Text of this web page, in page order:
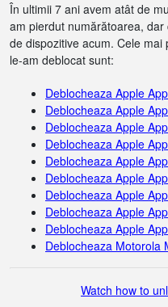
În ultimii 7 ani avem atât de
am pierdut numărătoarea,
de dispozitive acum. Cele
le-am deblocat sunt:
Deblocheaza Apple
Deblocheaza Apple
Deblocheaza Apple
Deblocheaza Apple
Deblocheaza Apple
Deblocheaza Apple
Deblocheaza Apple
Deblocheaza Apple
Deblocheaza Apple
Deblocheaza Motorola
Watch how to